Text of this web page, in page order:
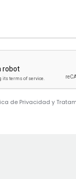
de Privacidad y